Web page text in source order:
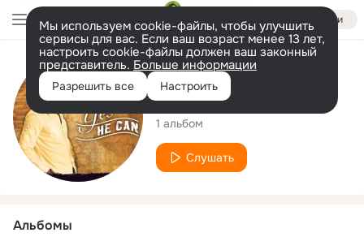
Войти
Мы используем cookie-файлы, чтобы улучшить
сервисы для вас. Если ваш возраст менее 13 лет,
настроить cookie-файлы должен ваш законный
представитель. Больше информации
Разрешить все Настроить
Исполнитель
Chimakenz
1 альбом
Слушать
Альбомы